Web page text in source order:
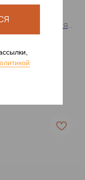
пропускающая